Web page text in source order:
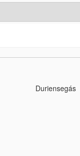
Duriensegás